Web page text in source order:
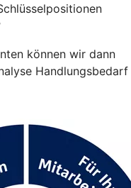
können wir dann
Handlungsbedarf